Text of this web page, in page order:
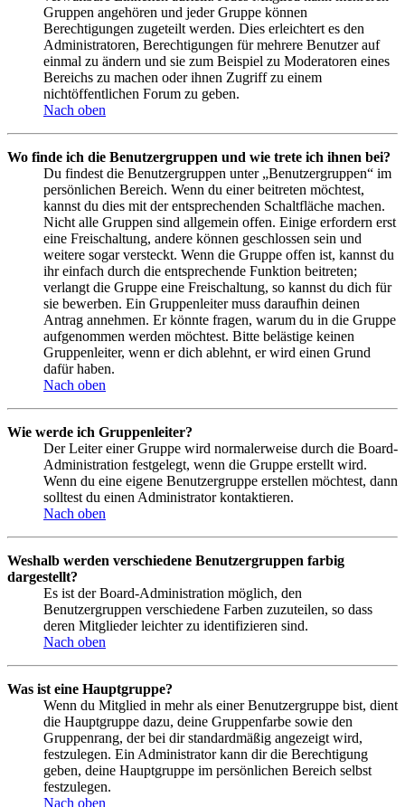
Gruppen angehören und jeder Gruppe können
Berechtigungen zugeteilt werden. Dies erleichtert es den
Administratoren, Berechtigungen für mehrere Benutzer auf
einmal zu ändern und sie zum Beispiel zu Moderatoren eines
Bereichs zu machen oder ihnen Zugriff zu einem
nichtöffentlichen Forum zu geben.
Nach oben
Wo finde ich die Benutzergruppen und wie trete ich ihnen bei?
Du findest die Benutzergruppen unter „Benutzergruppen“ im
persönlichen Bereich. Wenn du einer beitreten möchtest,
kannst du dies mit der entsprechenden Schaltfläche machen.
Nicht alle Gruppen sind allgemein offen. Einige erfordern erst
eine Freischaltung, andere können geschlossen sein und
weitere sogar versteckt. Wenn die Gruppe offen ist, kannst du
ihr einfach durch die entsprechende Funktion beitreten;
verlangt die Gruppe eine Freischaltung, so kannst du dich für
sie bewerben. Ein Gruppenleiter muss daraufhin deinen
Antrag annehmen. Er könnte fragen, warum du in die Gruppe
aufgenommen werden möchtest. Bitte belästige keinen
Gruppenleiter, wenn er dich ablehnt, er wird einen Grund
dafür haben.
Nach oben
Wie werde ich Gruppenleiter?
Der Leiter einer Gruppe wird normalerweise durch die Board-
Administration festgelegt, wenn die Gruppe erstellt wird.
Wenn du eine eigene Benutzergruppe erstellen möchtest, dann
solltest du einen Administrator kontaktieren.
Nach oben
Weshalb werden verschiedene Benutzergruppen farbig
dargestellt?
Es ist der Board-Administration möglich, den
Benutzergruppen verschiedene Farben zuzuteilen, so dass
deren Mitglieder leichter zu identifizieren sind.
Nach oben
Was ist eine Hauptgruppe?
Wenn du Mitglied in mehr als einer Benutzergruppe bist, dient
die Hauptgruppe dazu, deine Gruppenfarbe sowie den
Gruppenrang, der bei dir standardmäßig angezeigt wird,
festzulegen. Ein Administrator kann dir die Berechtigung
geben, deine Hauptgruppe im persönlichen Bereich selbst
festzulegen.
Nach oben